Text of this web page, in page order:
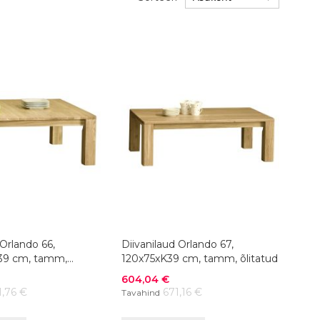
66,
cm, tamm,
€
Diivanilaud Orlando 67,
120x75xK39 cm, tamm, õlitatud
Soodushind
604,04 €
Tavahind 671,16 €